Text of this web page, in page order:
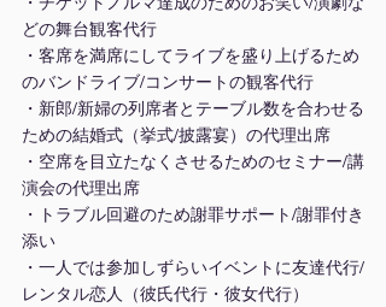
どの舞台観客代行
・客席を満席にしてライブを盛り上げるため
のバンドライブ/コンサートの観客代行
・新郎/新婦の列席者とテーブル数を合わせる
ための結婚式（挙式/披露宴）の代理出席
・空席を目立たなくさせるためのセミナー/講
演会の代理出席
・トラブル回避のため謝罪サポート/謝罪付き
添い
・一人では参加しずらいイベントに友達代行/
レンタル恋人（彼氏代行・彼女代行）